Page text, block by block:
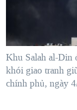
KINH TẾ
SỨC KHOẺ
MỘT NĂM
GIẢI MÃ VÀNH
NGÀY TỊ NẠN
MẠNG XÃ HỘI
Khu Salah al-Din
khói giao tranh
chính phủ, ngày